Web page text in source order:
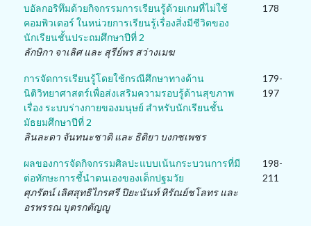
บอัลกอริทึมด้วยกิจกรรมการเรียนรู้ด้วยเกมที่ไม่ใช้
คอมพิวเตอร์ ในหน่วยการเรียนรู้เรื่องสิ่งมีชีวิตของ
นักเรียนชั้นประถมศึกษาปีที่ 2
ลักษิกา จาเลิศ และ สุรีย์พร สว่างเมฆ
178
การจัดการเรียนรู้โดยใช้กรณีศึกษาทางด้าน
นิติวิทยาศาสตร์เพื่อส่งเสริมความรอบรู้ด้านสุขภาพ
เรื่อง ระบบร่างกายของมนุษย์ สำหรับนักเรียนชั้น
มัธยมศึกษาปีที่ 2
ลินละดา จันทนะชาติ และ ธิติยา บงกชเพชร
179-
197
ผลของการจัดกิจกรรมศิลปะแบบเน้นกระบวนการที่มี
ต่อทักษะการชี้นำตนเองของเด็กปฐมวัย
ศุภรัตน์ เลิศสุทธิไกรศรี ปิยะนันท์ หิรัณย์ชโลทร และ
อรพรรณ บุตรกตัญญู
198-
211